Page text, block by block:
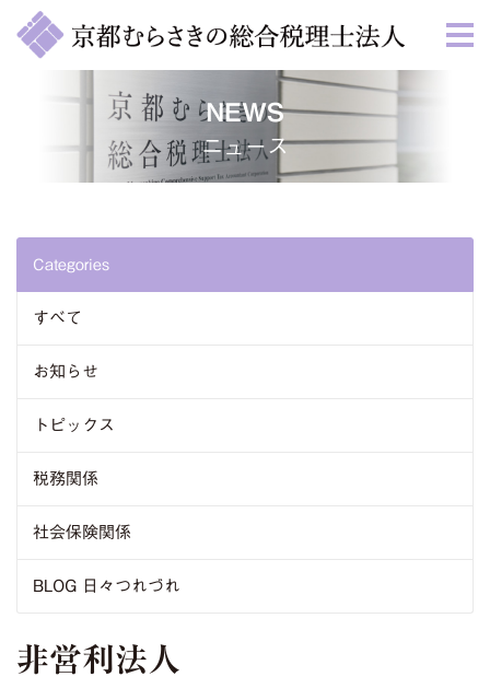
NEWS
ニュース
Categories
すべて
お知らせ
トピックス
税務関係
社会保険関係
BLOG 日々つれづれ
非営利法人